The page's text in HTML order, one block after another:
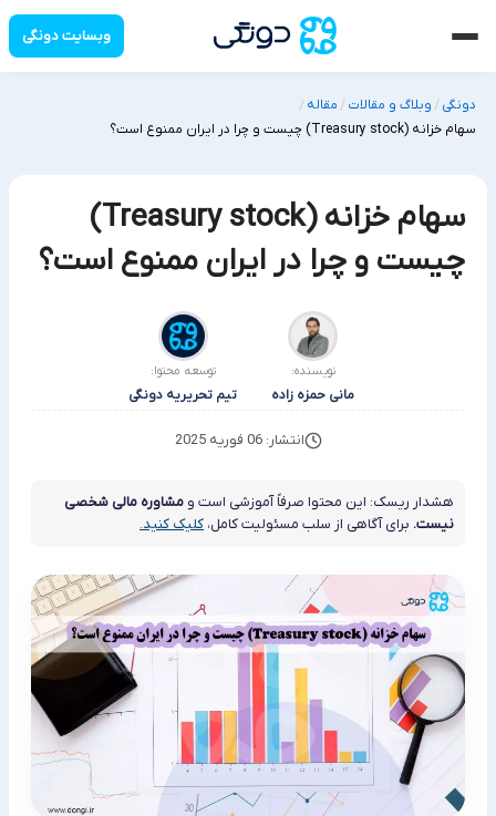
وبسایت دونگی
دونگی /وبلاگ و مقالات /مقاله /
سهام خزانه (Treasury stock) چیست و چرا در ایران ممنوع است؟
سهام خزانه (Treasury stock)
چیست و چرا در ایران ممنوع است؟
نویسنده:
مانی حمزه زاده
توسعه محتوا:
تیم تحریریه دونگی
انتشار: 06 فوریه 2025
هشدار ریسک: این محتوا صرفاً آموزشی است و مشاوره مالی شخصی
نیست. برای آگاهی از سلب مسئولیت کامل، کلیک کنید.